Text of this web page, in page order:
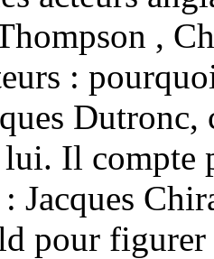
,
:
Dutronc,
Il compte
Jacques
pour figurer